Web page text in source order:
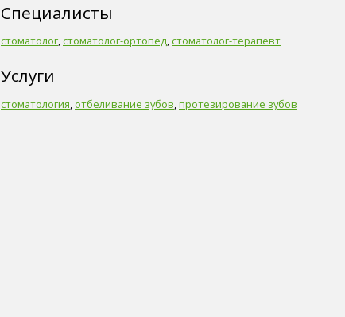
Специалисты
стоматолог,стоматолог-ортопед,стоматолог-терапевт
Услуги
стоматология отбеливание зубов протезирование зубов